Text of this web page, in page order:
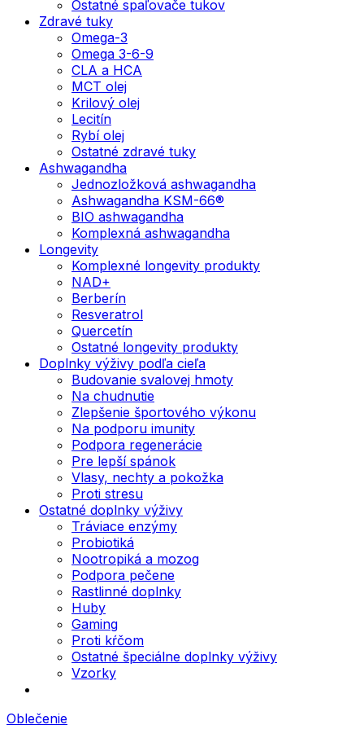
Ostatné spaľovače tukov
Zdravé tuky
Omega-3
Omega 3-6-9
CLA a HCA
MCT olej
Krilový olej
Lecitín
Rybí olej
Ostatné zdravé tuky
Ashwagandha
Jednozložková ashwagandha
Ashwagandha KSM-66®
BIO ashwagandha
Komplexná ashwagandha
Longevity
Komplexné longevity produkty
NAD+
Berberín
Resveratrol
Quercetín
Ostatné longevity produkty
Doplnky výživy podľa cieľa
Budovanie svalovej hmoty
Na chudnutie
Zlepšenie športového výkonu
Na podporu imunity
Podpora regenerácie
Pre lepší spánok
Vlasy, nechty a pokožka
Proti stresu
Ostatné doplnky výživy
Tráviace enzýmy
Probiotiká
Nootropiká a mozog
Podpora pečene
Rastlinné doplnky
Huby
Gaming
Proti kŕčom
Ostatné špeciálne doplnky výživy
Vzorky
Oblečenie